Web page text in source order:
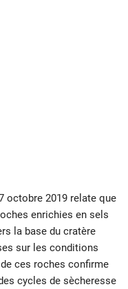
octobre 2019 relate que
enrichies en sels
la base du cratère
sur les conditions
ces roches confirme
cycles de sècheresse